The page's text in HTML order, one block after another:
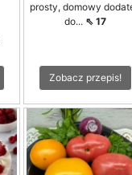
prosty, domowy
do... ⇖ 17
Zobacz przepis!